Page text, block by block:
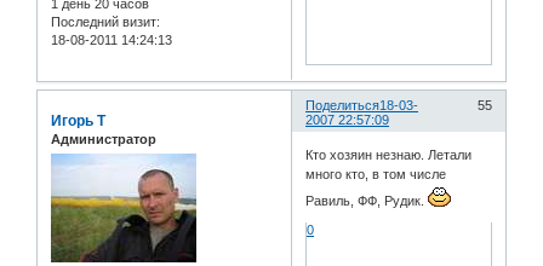
1 день 20 часов
Последний визит:
18-08-2011 14:24:13
Поделиться 55
18-03-
2007 22:57:09
Игорь Т
Администратор
Кто хозяин незнаю. Летали
много кто, в том числе
Равиль, ФФ, Рудик.
0